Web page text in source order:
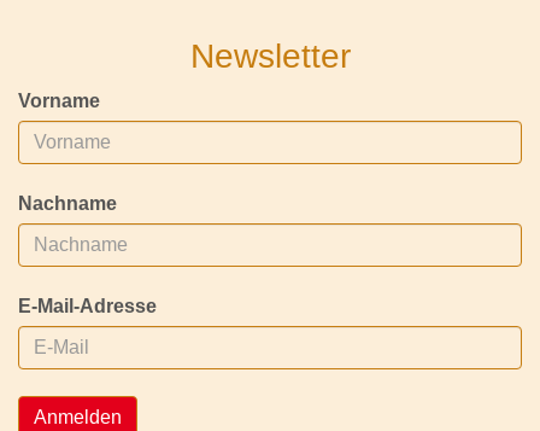
Newsletter
Vorname
Nachname
E-Mail-Adresse
Anmelden